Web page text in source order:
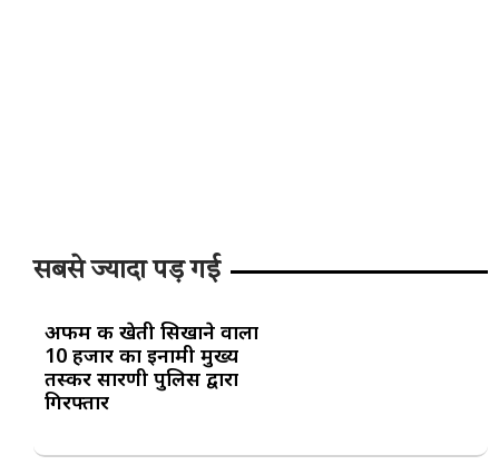
सबसे ज्यादा पड़ गई
अफीम की खेती सिखाने वाला
10 हजार का इनामी मुख्य
तस्कर सारणी पुलिस द्वारा
गिरफ्तार